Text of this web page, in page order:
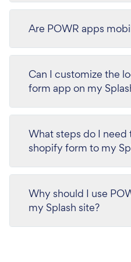
Are POWR apps
Can I customize the
form app on my
What steps do I
shopify form to my
Why should I use
my Splash site?